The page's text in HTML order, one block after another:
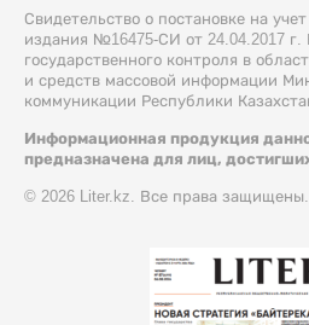
Свидетельство о постановке на
издания №16475-СИ от 24.04.2017
государственного контроля в
и средств массовой информации
коммуникации Республики
Информационная продукция
предназначена для лиц,
© 2026 Liter.kz. Все права защищены.